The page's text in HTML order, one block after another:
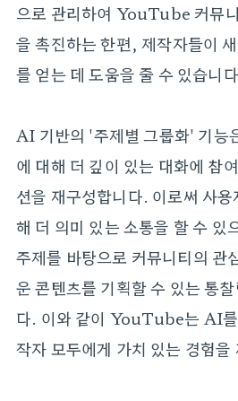
으로 관리하여 YouTube 커뮤
을 촉진하는 한편, 제작자들이
를 얻는 데 도움을 줄 수 있습니
AI 기반의 '주제별 그룹화' 기능
에 대해 더 깊이 있는 대화에 참
션을 재구성합니다. 이로써 사
해 더 의미 있는 소통을 할 수 있
주제를 바탕으로 커뮤니티의 관
운 콘텐츠를 기획할 수 있는 통
다. 이와 같이 YouTube는 AI를
작자 모두에게 가치 있는 경험을